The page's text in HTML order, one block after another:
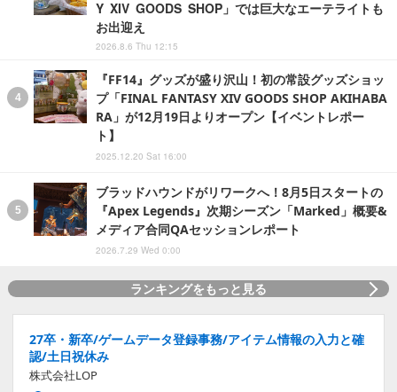
Y XIV GOODS SHOP」では巨大なエーテライトも
お出迎え
2026.8.6 Thu 12:15
『FF14』グッズが盛り沢山！初の常設グッズショッ
プ「FINAL FANTASY XIV GOODS SHOP AKIHABA
RA」が12月19日よりオープン【イベントレポー
ト】
2025.12.20 Sat 16:00
ブラッドハウンドがリワークへ！8月5日スタートの
『Apex Legends』次期シーズン「Marked」概要&
メディア合同QAセッションレポート
2026.7.29 Wed 0:00
ランキングをもっと見る
27卒・新卒/ゲームデータ登録事務/アイテム情報の入力と確
認/土日祝休み
株式会社LOP